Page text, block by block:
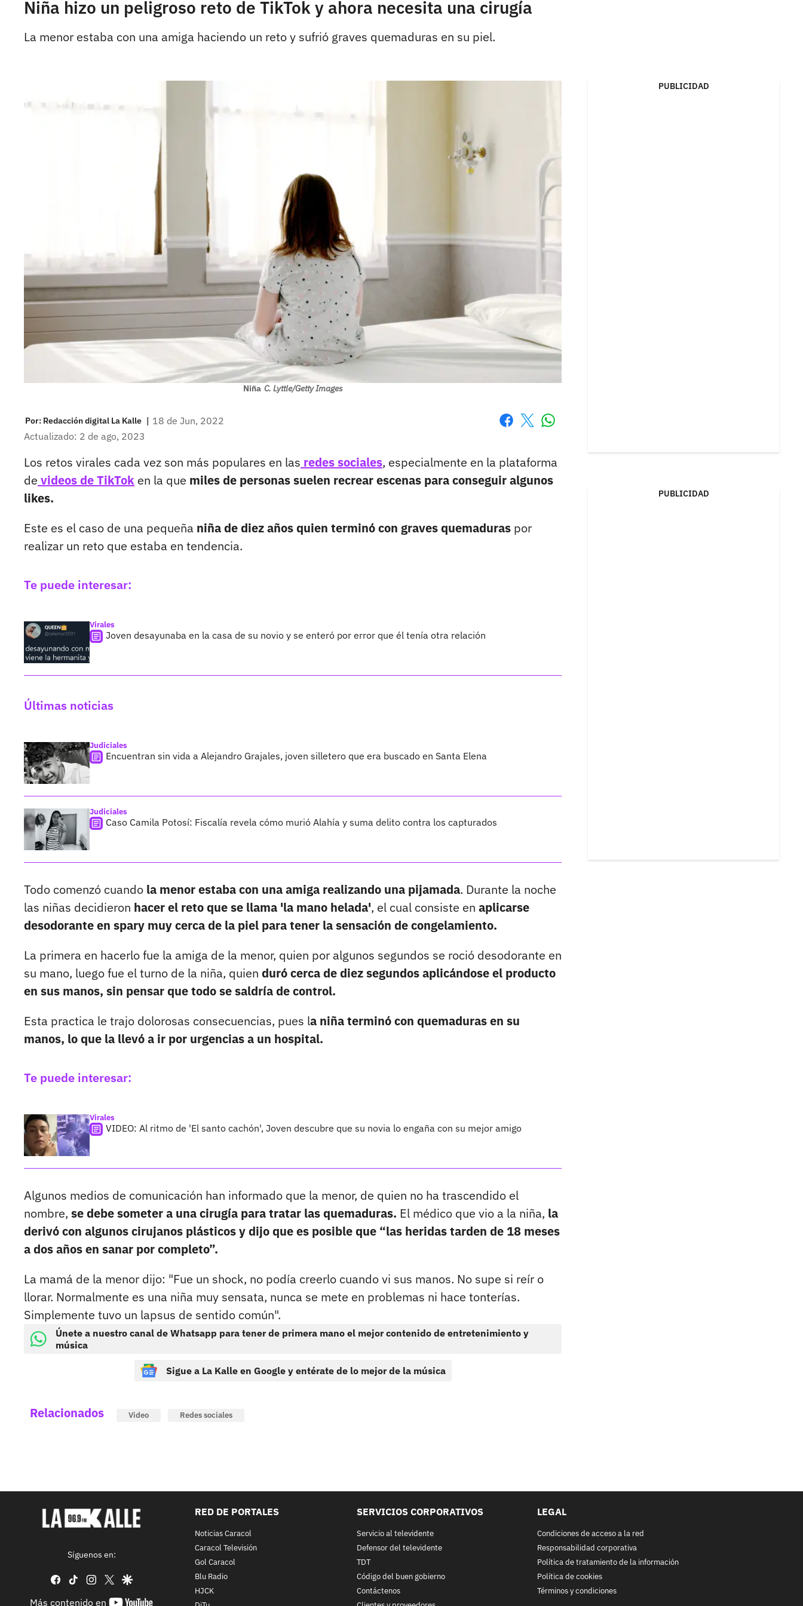
Niña hizo un peligroso reto de TikTok y ahora necesita una cirugía
La menor estaba con una amiga haciendo un reto y sufrió graves quemaduras en su piel.
Niña C. Lyttle/Getty Images
Por: Redacción digital La Kalle | 18 de Jun, 2022
Actualizado: 2 de ago, 2023
Los retos virales cada vez son más populares en las redes sociales, especialmente en la plataforma
de videos de TikTok en la que miles de personas suelen recrear escenas para conseguir algunos
likes.
Este es el caso de una pequeña niña de diez años quien terminó con graves quemaduras por
realizar un reto que estaba en tendencia.
Te puede interesar:
Virales
Joven desayunaba en la casa de su novio y se enteró por error que él tenía otra relación
Últimas noticias
Judiciales
Encuentran sin vida a Alejandro Grajales, joven silletero que era buscado en Santa Elena
Judiciales
Caso Camila Potosí: Fiscalía revela cómo murió Alahía y suma delito contra los capturados
Todo comenzó cuando la menor estaba con una amiga realizando una pijamada. Durante la noche
las niñas decidieron hacer el reto que se llama 'la mano helada', el cual consiste en aplicarse
desodorante en spary muy cerca de la piel para tener la sensación de congelamiento.
La primera en hacerlo fue la amiga de la menor, quien por algunos segundos se roció desodorante en
su mano, luego fue el turno de la niña, quien duró cerca de diez segundos aplicándose el producto
en sus manos, sin pensar que todo se saldría de control.
Esta practica le trajo dolorosas consecuencias, pues la niña terminó con quemaduras en su
manos, lo que la llevó a ir por urgencias a un hospital.
Te puede interesar:
Virales
VIDEO: Al ritmo de 'El santo cachón', Joven descubre que su novia lo engaña con su mejor amigo
Algunos medios de comunicación han informado que la menor, de quien no ha trascendido el
nombre, se debe someter a una cirugía para tratar las quemaduras. El médico que vio a la niña, la
derivó con algunos cirujanos plásticos y dijo que es posible que “las heridas tarden de 18 meses
a dos años en sanar por completo”.
La mamá de la menor dijo: "Fue un shock, no podía creerlo cuando vi sus manos. No supe si reír o
llorar. Normalmente es una niña muy sensata, nunca se mete en problemas ni hace tonterías.
Simplemente tuvo un lapsus de sentido común".
Únete a nuestro canal de Whatsapp para tener de primera mano el mejor contenido de entretenimiento y
música
Sigue a La Kalle en Google y entérate de lo mejor de la música
Relacionados Video Redes sociales
PUBLICIDAD
PUBLICIDAD
Síguenos en:
facebook
tiktok instagram
twittergoogle
Más contenido en youtube-
RED DE PORTALES
Noticias Caracol
Caracol Televisión
Gol Caracol
Blu Radio
HJCK
SERVICIOS CORPORATIVOS
Servicio al televidente
Defensor del televidente
TDT
Código del buen gobierno
Contáctenos
LEGAL
Condiciones de acceso a la red
Responsabilidad corporativa
Política de tratamiento de la información
Política de cookies
Términos y condiciones